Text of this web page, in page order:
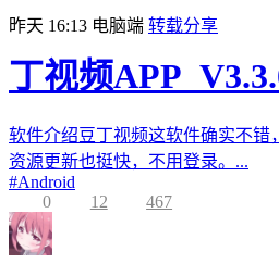
昨天 16:13 电脑端 转载分享
丁视频
软件介绍豆丁视频这软件确实不错
资源更新也挺快，不用登录。...
#Android
0
12 467